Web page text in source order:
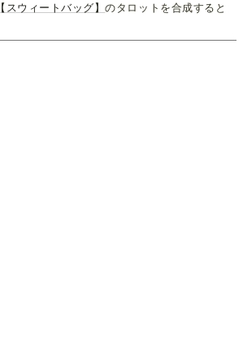
【スウィートバッグ】のタロットを合成すると